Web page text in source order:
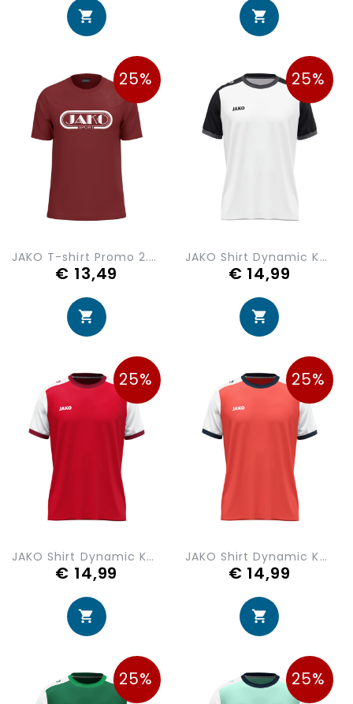
25%
JAKO T-shirt Promo 2.0 6166
€ 13,49
25%
JAKO Shirt Dynamic KM 4270-027
€ 14,99
25%
JAKO Shirt Dynamic KM 4270-114
€ 14,99
25%
JAKO Shirt Dynamic KM 4270-190
€ 14,99
25% 25%